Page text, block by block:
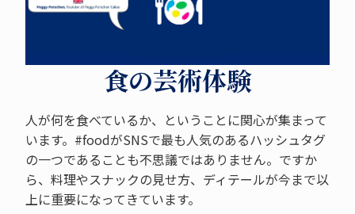
食の芸術体験
人が何を食べているか、ということに関心が集まって
います。#foodがSNSで最も人気のあるハッシュタグ
の一つであることも不思議ではありません。ですか
ら、料理やスナックの見せ方、ディテールが今まで以
上に重要になってきています。